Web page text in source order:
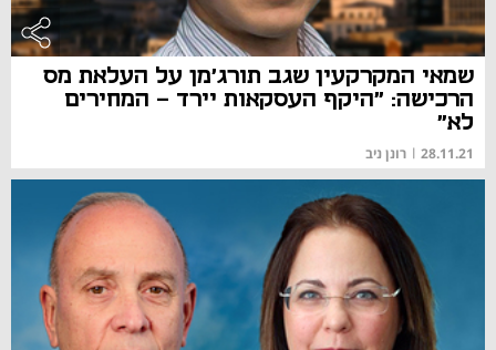
שמאי המקרקעין שגב תורג'מן על העלאת מס
הרכישה: "היקף העסקאות יירד – המחירים
לא"
28.11.21
| רונן ניב